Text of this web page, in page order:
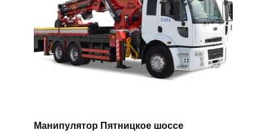
Манипулятор Пятницкое шоссе